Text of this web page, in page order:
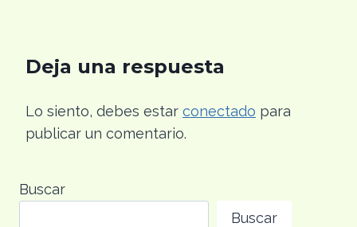
Deja una respuesta
Lo siento, debes estar conectado para
publicar un comentario.
Buscar
Buscar